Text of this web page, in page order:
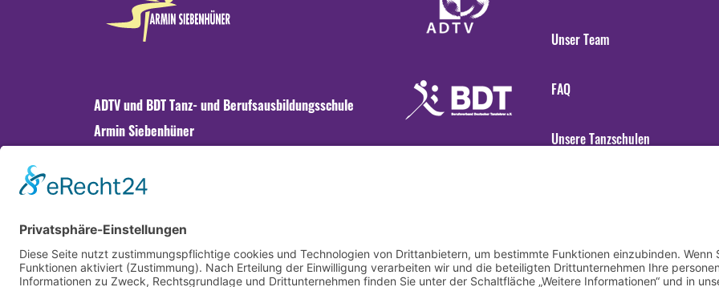
ADTV und BDT Tanz- und Berufsausbildungsschule
Armin Siebenhüner
Montag - Freitag, 15:00 bis 18:00 Uhr
info@tanzen-in-muenchen.de
Unser Team
FAQ
Unsere Tanzschulen